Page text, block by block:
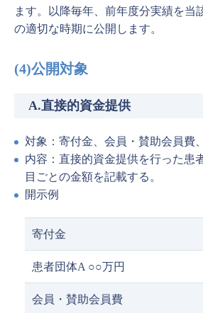
ます。以降毎年、前年度分実績を当
の適切な時期に公開します。
(4)公開対象
A.直接的資金提供
対象：寄付金、会員・賛助会員費
内容：直接的資金提供を行った患
目ごとの金額を記載する。
開示例
寄付金
患者団体A ○○万円
会員・賛助会員費